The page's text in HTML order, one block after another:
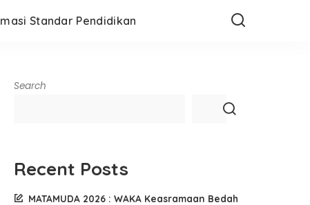
Standar Pendidikan
Search
Recent Posts
MATAMUDA 2026 : WAKA Keasramaan Bedah